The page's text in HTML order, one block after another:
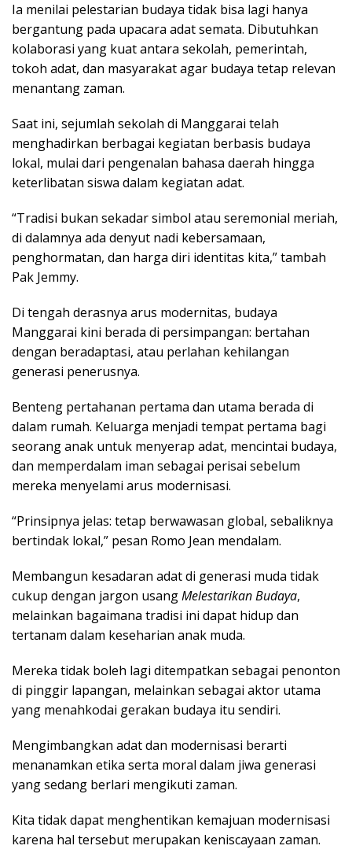
Ia menilai pelestarian budaya tidak bisa lagi hanya
bergantung pada upacara adat semata. Dibutuhkan
kolaborasi yang kuat antara sekolah, pemerintah,
tokoh adat, dan masyarakat agar budaya tetap relevan
menantang zaman.
Saat ini, sejumlah sekolah di Manggarai telah
menghadirkan berbagai kegiatan berbasis budaya
lokal, mulai dari pengenalan bahasa daerah hingga
keterlibatan siswa dalam kegiatan adat.
“Tradisi bukan sekadar simbol atau seremonial meriah,
di dalamnya ada denyut nadi kebersamaan,
penghormatan, dan harga diri identitas kita,” tambah
Pak Jemmy.
Di tengah derasnya arus modernitas, budaya
Manggarai kini berada di persimpangan: bertahan
dengan beradaptasi, atau perlahan kehilangan
generasi penerusnya.
Benteng pertahanan pertama dan utama berada di
dalam rumah. Keluarga menjadi tempat pertama bagi
seorang anak untuk menyerap adat, mencintai budaya,
dan memperdalam iman sebagai perisai sebelum
mereka menyelami arus modernisasi.
“Prinsipnya jelas: tetap berwawasan global, sebaliknya
bertindak lokal,” pesan Romo Jean mendalam.
Membangun kesadaran adat di generasi muda tidak
cukup dengan jargon usangMelestarikan Budaya,
melainkan bagaimana tradisi ini dapat hidup dan
tertanam dalam keseharian anak muda.
Mereka tidak boleh lagi ditempatkan sebagai penonton
di pinggir lapangan, melainkan sebagai aktor utama
yang menahkodai gerakan budaya itu sendiri.
Mengimbangkan adat dan modernisasi berarti
menanamkan etika serta moral dalam jiwa generasi
yang sedang berlari mengikuti zaman.
Kita tidak dapat menghentikan kemajuan modernisasi
karena hal tersebut merupakan keniscayaan zaman.